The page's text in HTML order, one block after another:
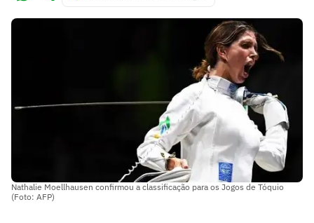
Nathalie Moellhausen confirmou a classificação para os Jogos de Tóquio
(Foto: AFP)